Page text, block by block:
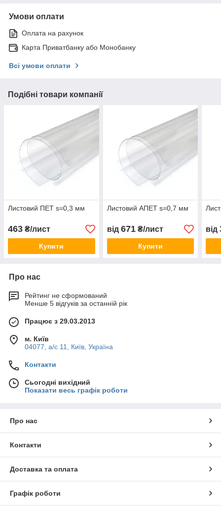
Умови оплати
Оплата на рахунок
Карта Приватбанку або Монобанку
Всі умови оплати
Подібні товари компанії
Листовий ПЕТ s=0,3 мм
463 ₴/лист
Купити
Листовий АПЕТ s=0,7 мм
від 671₴/лист
Купити
від
Про нас
Рейтинг не сформований
Менше 5 відгуків за останній рік
Працює з 29.03.2013
м. Київ
04077, а/с 11, Київ, Україна
Контакти
Сьогодні вихідний
Показати весь графік роботи
Про нас
Контакти
Доставка та оплата
Графік роботи